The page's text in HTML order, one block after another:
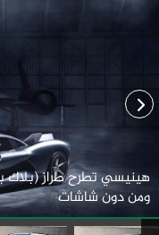
ومن دون شاشات